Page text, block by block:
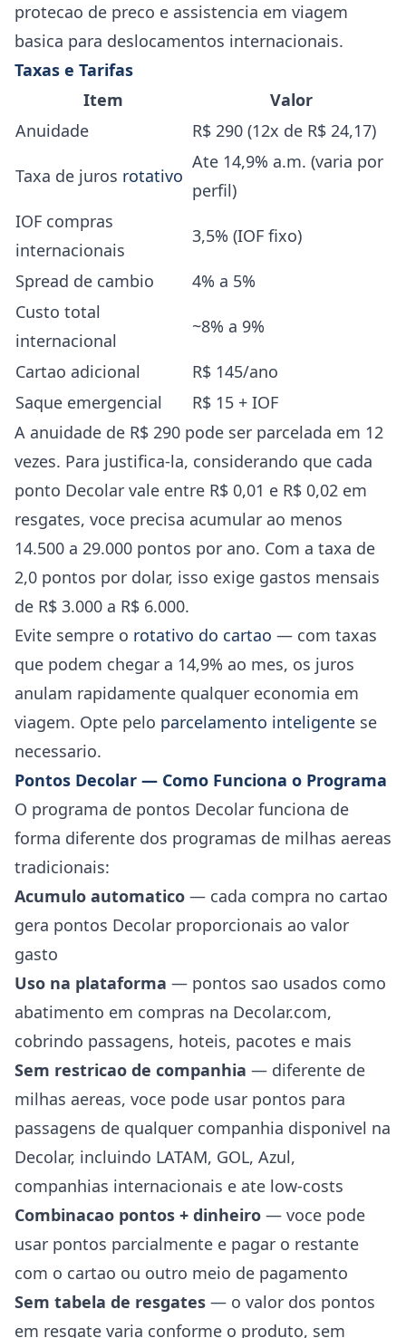
protecao de preco e assistencia em viagem
basica para deslocamentos internacionais.
Taxas e Tarifas
Item
Valor
Anuidade
R$ 290 (12x de R$ 24,17)
Taxa de juros rotativo
Ate 14,9% a.m. (varia por
perfil)
IOF compras
internacionais
3,5% (IOF fixo)
Spread de cambio
4% a 5%
Custo total
internacional
~8% a 9%
Cartao adicional
R$ 145/ano
Saque emergencial
R$ 15 + IOF
A anuidade de R$ 290 pode ser parcelada em 12
vezes. Para justifica-la, considerando que cada
ponto Decolar vale entre R$ 0,01 e R$ 0,02 em
resgates, voce precisa acumular ao menos
14.500 a 29.000 pontos por ano. Com a taxa de
2,0 pontos por dolar, isso exige gastos mensais
de R$ 3.000 a R$ 6.000.
Evite sempre o rotativo do cartao — com taxas
que podem chegar a 14,9% ao mes, os juros
anulam rapidamente qualquer economia em
viagem. Opte pelo parcelamento inteligente se
necessario.
Pontos Decolar — Como Funciona o Programa
O programa de pontos Decolar funciona de
forma diferente dos programas de milhas aereas
tradicionais:
Acumulo automatico — cada compra no cartao
gera pontos Decolar proporcionais ao valor
gasto
Uso na plataforma — pontos sao usados como
abatimento em compras na Decolar.com,
cobrindo passagens, hoteis, pacotes e mais
Sem restricao de companhia — diferente de
milhas aereas, voce pode usar pontos para
passagens de qualquer companhia disponivel na
Decolar, incluindo LATAM, GOL, Azul,
companhias internacionais e ate low-costs
Combinacao pontos + dinheiro — voce pode
usar pontos parcialmente e pagar o restante
com o cartao ou outro meio de pagamento
Sem tabela de resgates — o valor dos pontos
em resgate varia conforme o produto, sem